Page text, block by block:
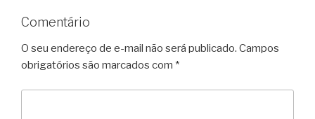
Comentário
O seu endereço de e-mail não será publicado. Campos
obrigatórios são marcados com *